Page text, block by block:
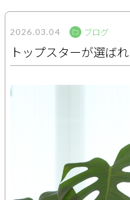
お問い合わせ
掲載店様
2026.03.04 ブログ
トップスターが選ば